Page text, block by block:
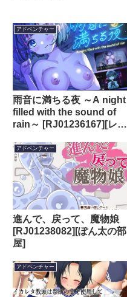
アドベンチャー
雨音に満ちる夜 ～A night
filled with the sound of
rain～ [RJ01236167][レト
アドベンチャー
進んで、戻って、魔物娘
[RJ01238082][ぽん太の部
屋]
アドベンチャー